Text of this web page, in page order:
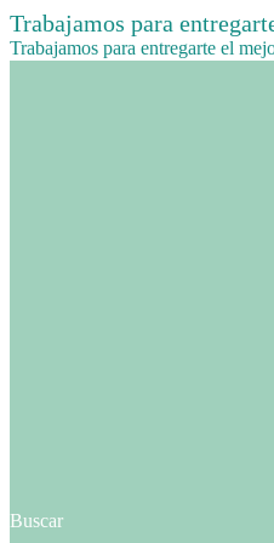
Trabajamos para
Trabajamos para entregarte el
Buscar